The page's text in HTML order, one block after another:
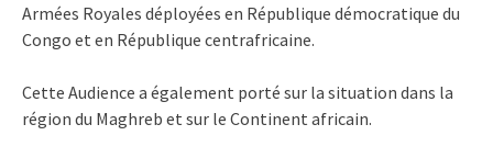
Armées Royales déployées en République démocratique du
Congo et en République centrafricaine.
Cette Audience a également porté sur la situation dans la
région du Maghreb et sur le Continent africain.